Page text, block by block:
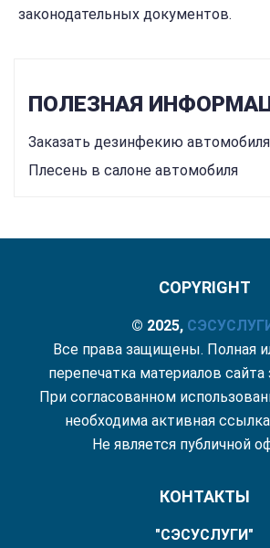
законодательных документов.
ПОЛЕЗНАЯ
Заказать дезинфекию автомобиля
Плесень в салоне автомобиля
COPYRIGHT
© 2025, СЭС
Все права защищены. Полная
перепечатка материалов сайта
При согласованном
необходима активная
Не является публичной
КОНТАКТЫ
"СЭСУСЛУГИ"